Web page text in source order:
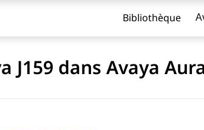
Bibliothèque
J159 dans Avaya